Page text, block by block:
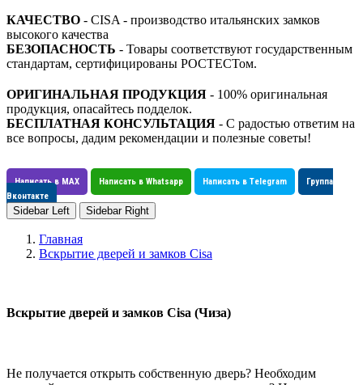
КАЧЕСТВО - CISA - производство итальянских замков
высокого качества
БЕЗОПАСНОСТЬ - Товары соответствуют государственным
стандартам, сертифицированы РОСТЕСТом.
ОРИГИНАЛЬНАЯ ПРОДУКЦИЯ - 100% оригинальная
продукция, опасайтесь подделок.
БЕСПЛАТНАЯ КОНСУЛЬТАЦИЯ - С радостью ответим на
все вопросы, дадим рекомендации и полезные советы!
Написать в MAX Написать в Whatsapp Написать в Telegram
Группа
Вконтакте
Sidebar Left Sidebar Right
Главная
Вскрытие дверей и замков Cisa
Вскрытие дверей и замков Cisa (Чиза)
Не получается открыть собственную дверь? Необходим